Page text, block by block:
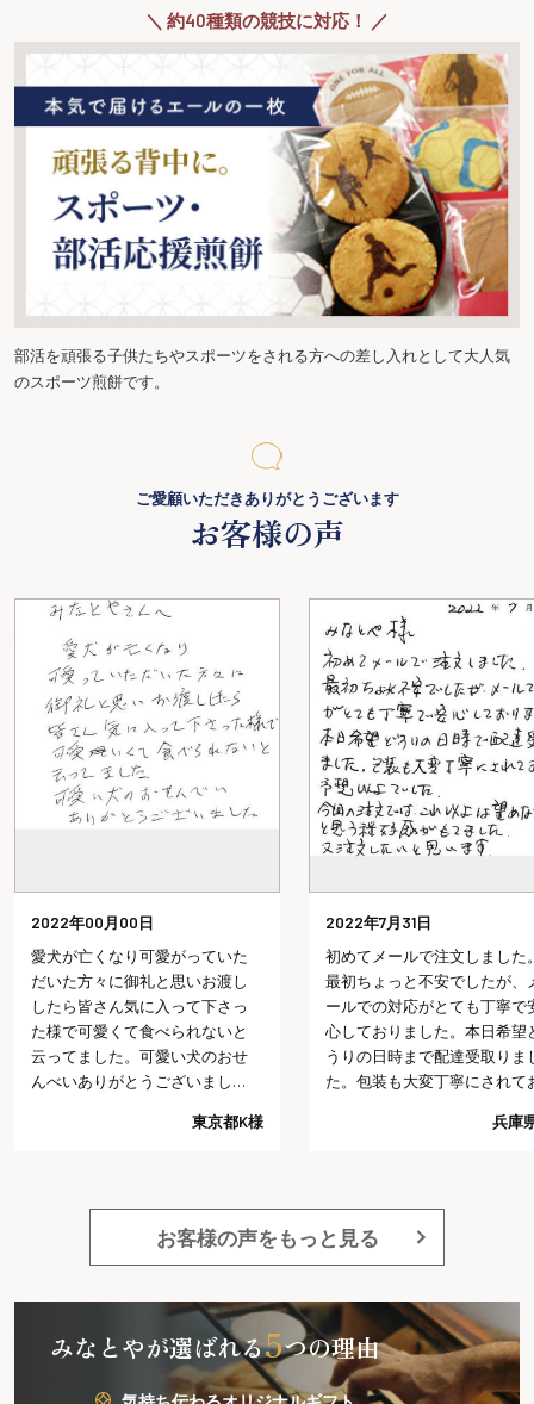
＼ 約40種類の競技に対応！ ／
部活を頑張る子供たちやスポーツをされる方への差し入れとして大人気
のスポーツ煎餅です。
ご愛顧いただきありがとうございます
お客様の声
2022年00月00日
愛犬が亡くなり可愛がっていた
だいた方々に御礼と思いお渡し
したら皆さん気に入って下さっ
た様で可愛くて食べられないと
云ってました。可愛い犬のおせ
んべいありがとうございまし
東京都K様
2022年7月31日
初めてメールで注文しました。
最初ちょっと不安でしたが、メ
ールでの対応がとても丁寧で安
心しておりました。本日希望ど
うりの日時まで配達受取りまし
た。包装も大変丁寧にされてお
では、これ以上は望めないだろ
兵庫県I様
お客様の声をもっと見る
みなとやが選ばれる5つの理由